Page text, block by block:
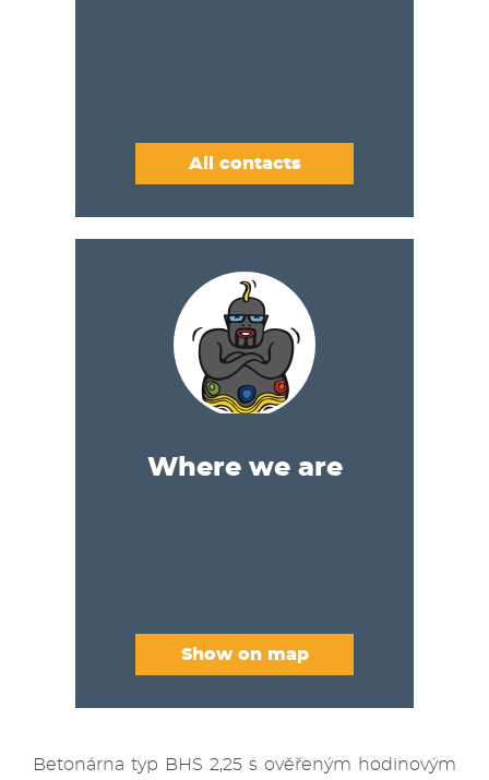
All contacts
Where we are
Show on map
Betonárna typ BHS 2,25 s ověřeným hodinovým